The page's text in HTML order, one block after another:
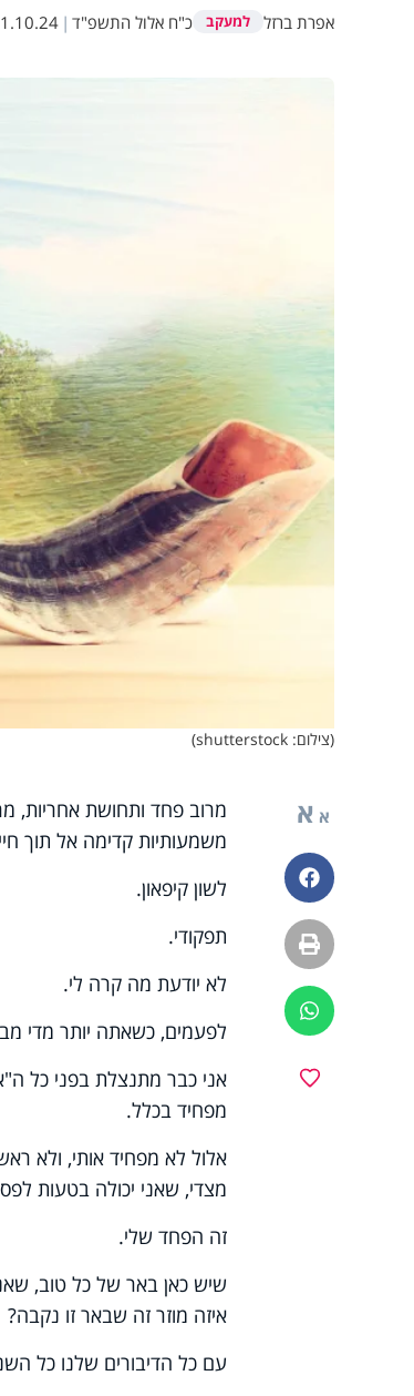
אפרת ברזל למעקב כ"ח אלול התשפ"ד |
(צילום: shutterstock)
א א
פייסבוק
הדפסה
ווטסאפ
מרוב פחד ותחושת אחריות,
משמעותיות קדימה אל תוך
לשון קיפאון.
תפקודי.
לא יודעת מה קרה לי.
לפעמים, כשאתה יותר מדי
אני כבר מתנצלת בפני כל
מפחיד בכלל.
אלול לא מפחיד אותי, ולא
מצדי, שאני יכולה בטעות
זה הפחד שלי.
שיש כאן באר של כל טוב,
איזה מוזר זה שבאר זו נקבה?
עם כל הדיבורים שלנו כל